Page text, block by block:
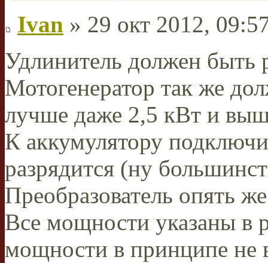
Ivan » 29 окт 2012,
Удлинитель должен быть
Мотогенератор так же
лучше даже 2,5 кВт и
К аккумулятору
разрядится (ну
Преобразователь опять
Все мощности указаны в
мощности в принципе не